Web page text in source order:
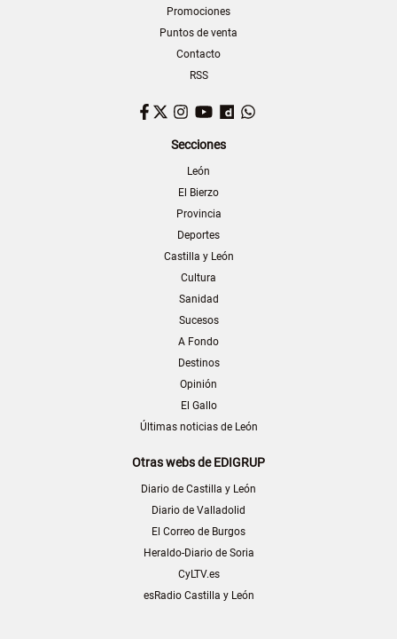
Promociones
Puntos de venta
Contacto
RSS
Facebook
TwitterInstagram
YouTubeDailymotion
Secciones
León
El Bierzo
Provincia
Deportes
Castilla y León
Cultura
Sanidad
Sucesos
A Fondo
Destinos
Opinión
El Gallo
Últimas noticias de León
Otras webs de EDIGRUP
Diario de Castilla y León
Diario de Valladolid
El Correo de Burgos
Heraldo-Diario de Soria
CyLTV.es
esRadio Castilla y León